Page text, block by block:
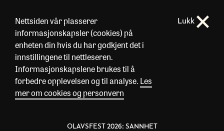
Nettsiden vår plasserer
informasjonskapsler (cookies) på
enheten din hvis du har godkjent det i
innstillingene til nettleseren.
Informasjonskapslene brukes til å
forbedre opplevelsen og til analyse. Les
mer om cookies og personvern
Lukk
OLAVSFEST 2026: SANNHET